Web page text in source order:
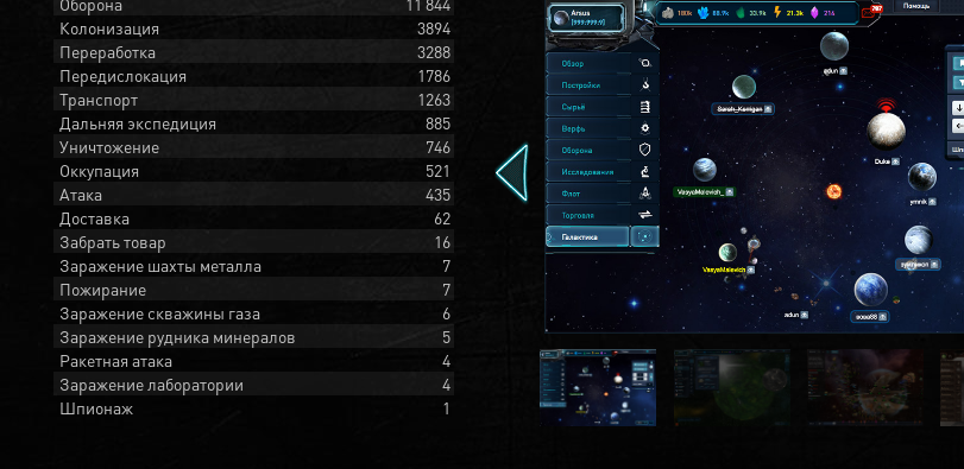
Колонизация
3894
Переработка
3288
Передислокация
1786
Транспорт
1263
Дальняя экспедиция
885
Уничтожение
746
Оккупация
521
Атака
435
Доставка
62
Забрать товар
16
Заражение шахты металла
7
Пожирание
7
Заражение скважины газа
6
Заражение рудника минералов
5
Ракетная атака
4
Заражение лаборатории
4
Шпионаж
1